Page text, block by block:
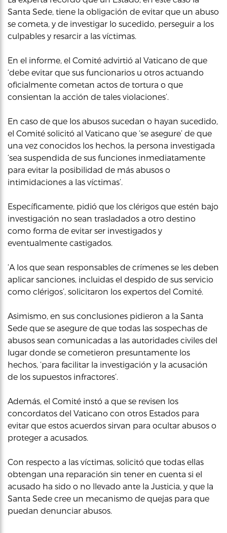
Santa Sede, tiene la obligación de evitar que un abuso
se cometa, y de investigar lo sucedido, perseguir a los
culpables y resarcir a las víctimas.
En el informe, el Comité advirtió al Vaticano de que
‘debe evitar que sus funcionarios u otros actuando
oficialmente cometan actos de tortura o que
consientan la acción de tales violaciones’.
En caso de que los abusos sucedan o hayan sucedido,
el Comité solicitó al Vaticano que ‘se asegure’ de que
una vez conocidos los hechos, la persona investigada
‘sea suspendida de sus funciones inmediatamente
para evitar la posibilidad de más abusos o
intimidaciones a las víctimas’.
Específicamente, pidió que los clérigos que estén bajo
investigación no sean trasladados a otro destino
como forma de evitar ser investigados y
eventualmente castigados.
‘A los que sean responsables de crímenes se les deben
aplicar sanciones, incluidas el despido de sus servicio
como clérigos’, solicitaron los expertos del Comité.
Asimismo, en sus conclusiones pidieron a la Santa
Sede que se asegure de que todas las sospechas de
abusos sean comunicadas a las autoridades civiles del
lugar donde se cometieron presuntamente los
hechos, ‘para facilitar la investigación y la acusación
de los supuestos infractores’.
Además, el Comité instó a que se revisen los
concordatos del Vaticano con otros Estados para
evitar que estos acuerdos sirvan para ocultar abusos o
proteger a acusados.
Con respecto a las víctimas, solicitó que todas ellas
obtengan una reparación sin tener en cuenta si el
acusado ha sido o no llevado ante la Justicia, y que la
Santa Sede cree un mecanismo de quejas para que
puedan denunciar abusos.